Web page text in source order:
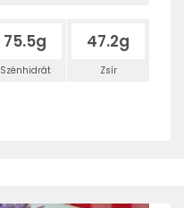
75.5g
Szénhidrát
47.2g
Zsír